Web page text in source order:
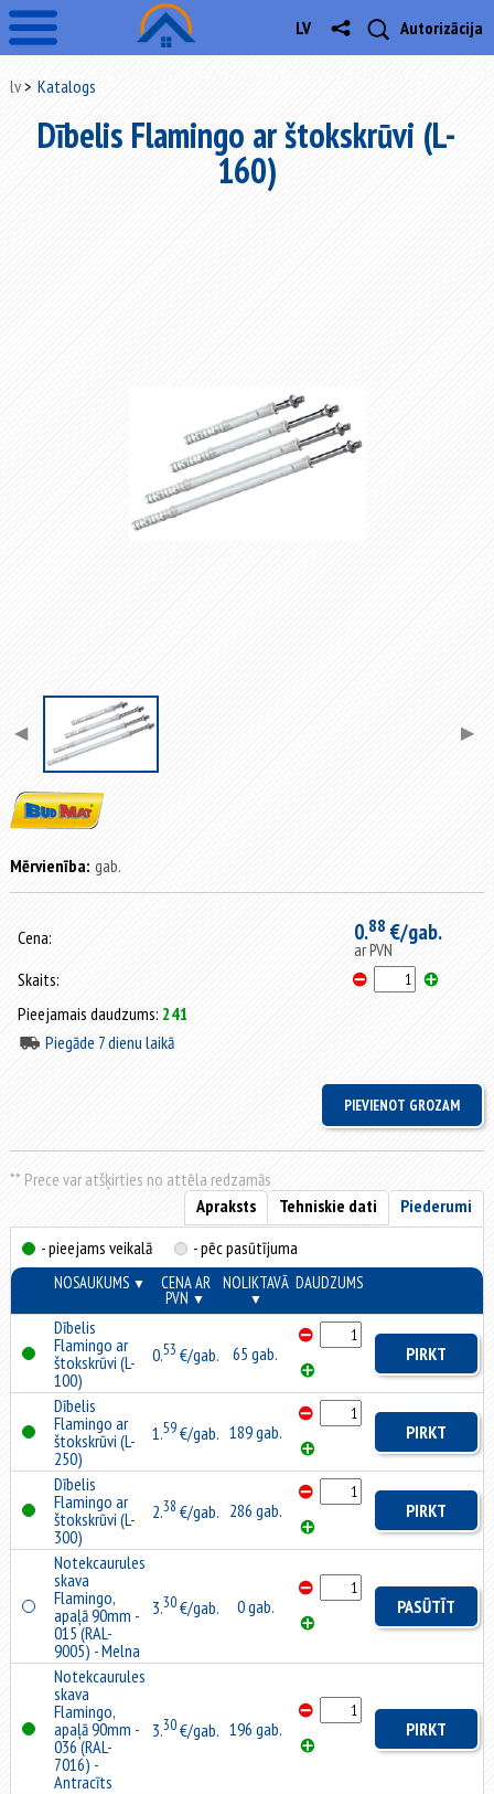
Autorizācija
LV
lv Katalogs
Dībelis Flamingo ar štokskrūvi (L-
160)
◀ ▶
Mērvienība: gab.
Cena: 0.88 €/gab.
ar PVN
Skaits:
Pieejamais daudzums: 241
Piegāde 7 dienu laikā
** Prece var atšķirties no attēla redzamās
Piederumi
Tehniskie dati
Apraksts
- pieejams veikalā
- pēc pasūtījuma
NOSAUKUMS ▼ CENA AR
PVN ▼
NOLIKTAVĀ
▼
DAUDZUMS
Dībelis
Flamingo ar
štokskrūvi (L-
100)
0.53 €/gab. 65 gab. PIRKT
Dībelis
Flamingo ar
štokskrūvi (L-
250)
1.59€/gab. 189 gab. PIRKT
Dībelis
Flamingo ar
štokskrūvi (L-
300)
2.38 €/gab. 286 gab. PIRKT
Notekcaurules
skava
Flamingo,
apaļā 90mm -
015 (RAL-
9005) - Melna
3.30€/gab. 0 gab. PASŪTĪT
Notekcaurules
skava
Flamingo,
apaļā 90mm -
036 (RAL-
7016) -
Antracīts
3.30€/gab. 196 gab. PIRKT